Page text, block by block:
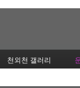
천외천 갤러리